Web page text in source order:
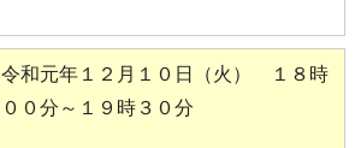
令和元年１２月１０日（火） １８時
００分～１９時３０分